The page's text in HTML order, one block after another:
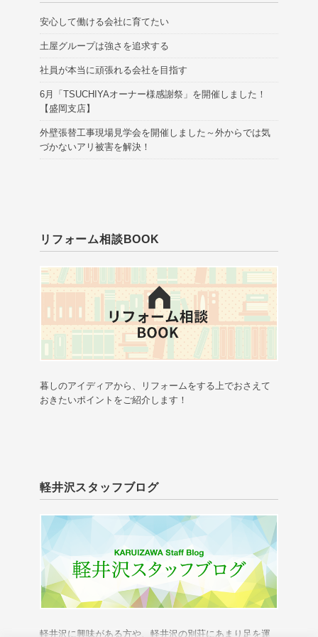
安心して働ける会社に育てたい
土屋グループは強さを追求する
社員が本当に頑張れる会社を目指す
6月「TSUCHIYAオーナー様感謝祭」を開催しました！
【盛岡支店】
外壁張替工事現場見学会を開催しました～外からでは気
づかないアリ被害を解決！
リフォーム相談BOOK
暮しのアイディアから、リフォームをする上でおさえて
おきたいポイントをご紹介します！
軽井沢スタッフブログ
軽井沢に興味がある方や、軽井沢の別荘にあまり足を運